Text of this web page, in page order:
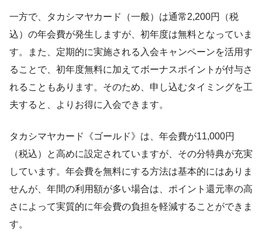
一方で、タカシマヤカード（一般）は通常2,200円（税
込）の年会費が発生しますが、初年度は無料となっていま
す。また、定期的に実施される入会キャンペーンを活用す
ることで、初年度無料に加えてボーナスポイントが付与さ
れることもあります。そのため、申し込むタイミングを工
夫すると、よりお得に入会できます。
タカシマヤカード《ゴールド》は、年会費が11,000円
（税込）と高めに設定されていますが、その分特典が充実
しています。年会費を無料にする方法は基本的にはありま
せんが、年間の利用額が多い場合は、ポイント還元率の高
さによって実質的に年会費の負担を軽減することができま
す。